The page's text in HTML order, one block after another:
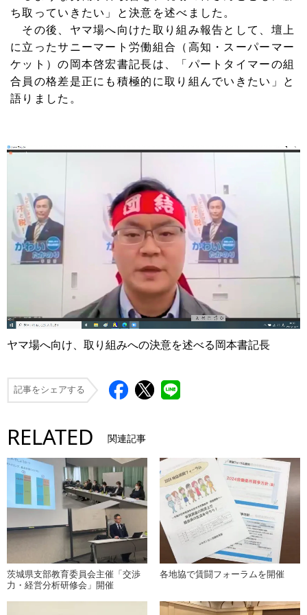
ち取っていきたい」と決意を述べました。
その後、ヤマ場へ向けた取り組み報告として、壇上
に立ったサニーマート労働組合（高知・スーパーマー
ケット）の岡本啓宏書記長は、「パートタイマーの組
合員の格差是正にも積極的に取り組んでいきたい」と
語りました。
ヤマ場へ向け、取り組みへの決意を述べる岡本書記長
記事をシェアする
RELATED 関連記事
茨城県支部教育委員会主催「交渉
力・経営分析研修会」開催
各地協で賃闘フォーラムを開催